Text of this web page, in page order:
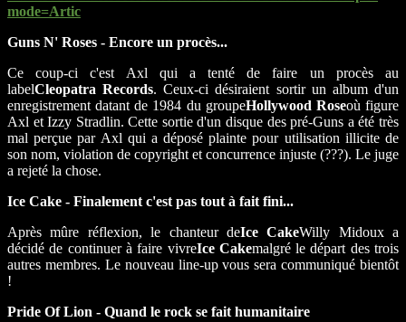
mode=Artic
Guns N' Roses - Encore un procès...
Ce coup-ci c'est Axl qui a tenté de faire un procès au
labelCleopatra Records. Ceux-ci désiraient sortir un album d'un
enregistrement datant de 1984 du groupeHollywood Roseoù figure
Axl et Izzy Stradlin. Cette sortie d'un disque des pré-Guns a été très
mal perçue par Axl qui a déposé plainte pour utilisation illicite de
son nom, violation de copyright et concurrence injuste (???). Le juge
a rejeté la chose.
Ice Cake - Finalement c'est pas tout à fait fini...
Après mûre réflexion, le chanteur deIce CakeWilly Midoux a
décidé de continuer à faire vivreIce Cakemalgré le départ des trois
autres membres. Le nouveau line-up vous sera communiqué bientôt
!
Pride Of Lion - Quand le rock se fait humanitaire